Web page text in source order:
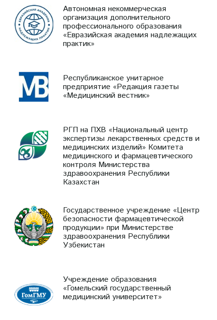
Автономная некоммерческая
организация дополнительного
профессионального образования
«Евразийская академия надлежащих
практик»
Республиканское унитарное
предприятие «Редакция газеты
«Медицинский вестник»
РГП на ПХВ «Национальный центр
экспертизы лекарственных средств и
медицинских изделий» Комитета
медицинского и фармацевтического
контроля Министерства
здравоохранения Республики
Казахстан
Государственное учреждение «Центр
безопасности фармацевтической
продукции» при Министерстве
здравоохранения Республики
Узбекистан
Учреждение образования
«Гомельский государственный
медицинский университет»